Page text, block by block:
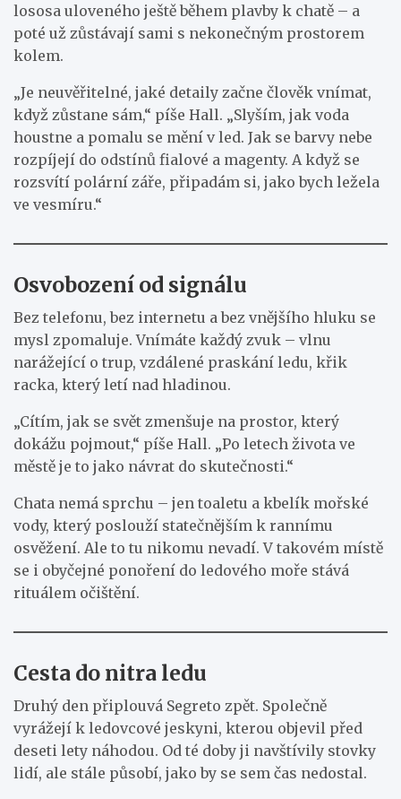
lososa uloveného ještě během plavby k chatě – a
poté už zůstávají sami s nekonečným prostorem
kolem.
„Je neuvěřitelné, jaké detaily začne člověk vnímat,
když zůstane sám,“ píše Hall. „Slyším, jak voda
houstne a pomalu se mění v led. Jak se barvy nebe
rozpíjejí do odstínů fialové a magenty. A když se
rozsvítí polární záře, připadám si, jako bych ležela
ve vesmíru.“
Osvobození od signálu
Bez telefonu, bez internetu a bez vnějšího hluku se
mysl zpomaluje. Vnímáte každý zvuk – vlnu
narážející o trup, vzdálené praskání ledu, křik
racka, který letí nad hladinou.
„Cítím, jak se svět zmenšuje na prostor, který
dokážu pojmout,“ píše Hall. „Po letech života ve
městě je to jako návrat do skutečnosti.“
Chata nemá sprchu – jen toaletu a kbelík mořské
vody, který poslouží statečnějším k rannímu
osvěžení. Ale to tu nikomu nevadí. V takovém místě
se i obyčejné ponoření do ledového moře stává
rituálem očištění.
Cesta do nitra ledu
Druhý den připlouvá Segreto zpět. Společně
vyrážejí k ledovcové jeskyni, kterou objevil před
deseti lety náhodou. Od té doby ji navštívily stovky
lidí, ale stále působí, jako by se sem čas nedostal.